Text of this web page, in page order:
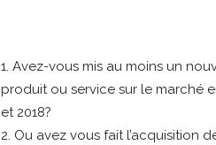
Avez-vous mis au moins un
produit ou service sur le marché
et 2018?
Ou avez vous fait l’acquisition